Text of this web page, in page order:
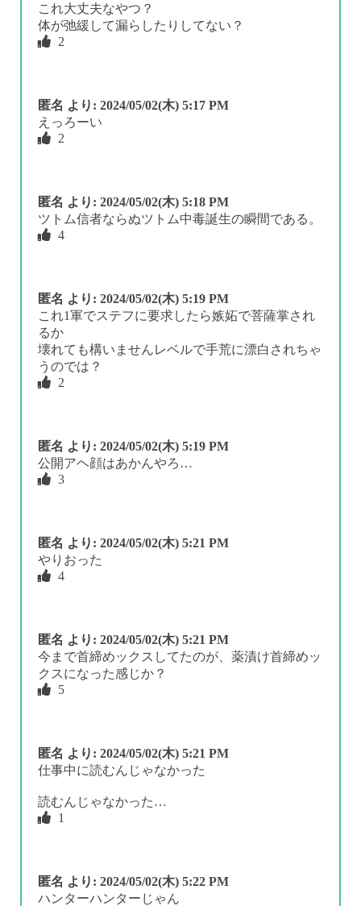
これ大丈夫なやつ？
体が弛緩して漏らしたりしてない？
2
匿名 より: 2024/05/02(木) 5:17 PM
えっろーい
2
匿名 より: 2024/05/02(木) 5:18 PM
ツトム信者ならぬツトム中毒誕生の瞬間である。
4
匿名 より: 2024/05/02(木) 5:19 PM
これ1軍でステフに要求したら嫉妬で菩薩掌され
るか
壊れても構いませんレベルで手荒に漂白されちゃ
うのでは？
2
匿名 より: 2024/05/02(木) 5:19 PM
公開アヘ顔はあかんやろ…
3
匿名 より: 2024/05/02(木) 5:21 PM
やりおった
4
匿名 より: 2024/05/02(木) 5:21 PM
今まで首締めックスしてたのが、薬漬け首締めッ
クスになった感じか？
5
匿名 より: 2024/05/02(木) 5:21 PM
仕事中に読むんじゃなかった
読むんじゃなかった…
1
匿名 より: 2024/05/02(木) 5:22 PM
ハンターハンターじゃん